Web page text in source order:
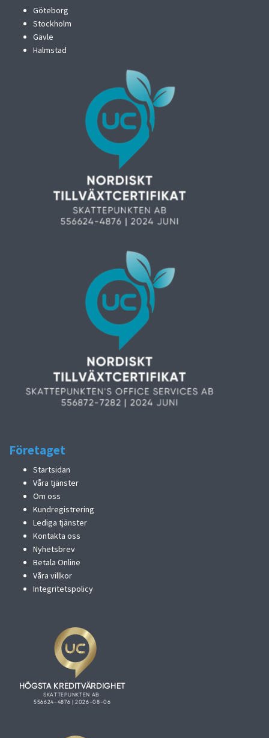
Göteborg
Stockholm
Gävle
Halmstad
Företaget
Startsidan
Våra tjänster
Om oss
Kundregistrering
Lediga tjänster
Kontakta oss
Nyhetsbrev
Betala Online
Våra villkor
Integritetspolicy